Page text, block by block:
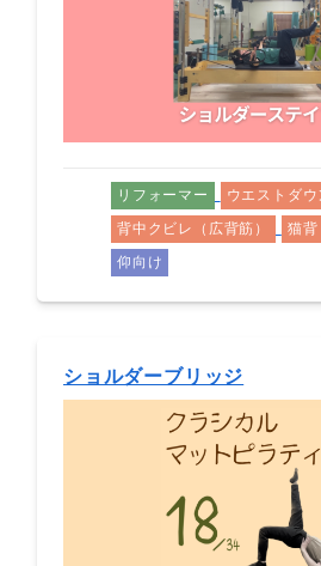
リフォーマー
ウエストダウ
背中クビレ（広背筋）
猫背
仰向け
ショルダーブリッジ